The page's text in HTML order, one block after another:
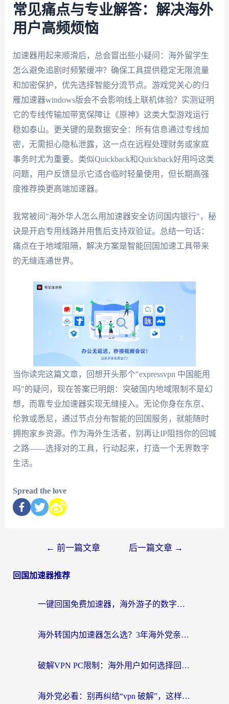
常见痛点与专业解答：解决海外
用户高频烦恼
加速器用起来顺滑后，总会冒出些小疑问：海外留学生
怎么避免追剧时频繁缓冲？确保工具提供稳定无限流量
和加密保护，优先选择智能分流节点。游戏党关心的归
雁加速器windows版会不会影响线上联机体验？实测证明
它的专线传输加带宽保障让《原神》这类大型游戏运行
稳如泰山。更关键的是数据安全：所有信息通过专线加
密，无需担心隐私泄露，这一点在远程处理财务或家庭
事务时尤为重要。类似Quickback和Quickback好用吗这类
问题，用户反馈显示它适合临时轻量使用，但长期高强
度推荐换更高端加速器。
我常被问"海外华人怎么用加速器安全访问国内银行"，秘
诀是开启专用线路并用售后支持双验证。总结一句话：
痛点在于地域阻隔，解决方案是智能回国加速工具带来
的无缝连通世界。
当你读完这篇文章，回想开头那个"expressvpn 中国能用
吗"的疑问，现在答案已明朗：突破国内地域限制不是幻
想，而靠专业加速器实现无缝接入。无论你身在东京、
伦敦或悉尼，通过节点分布智能的回国服务，就能随时
拥抱家乡资源。作为海外生活者，别再让IP阻挡你的回城
之路——选择对的工具，行动起来，打造一个无界数字
生活。
Spread the love
← 前一篇文章 后一篇文章 →
回国加速器推荐
一键回国免费加速器，海外游子的数字归乡路
海外转国内加速器怎么选？3年海外党亲测指南，无缝刷剧玩游戏不再难
破解VPN PC限制：海外用户如何选择回国加速器实现无缝访问国内资源
海外党必看：别再纠结“vpn 破解”，这样选回国加速器才能真正无缝访问国内资源